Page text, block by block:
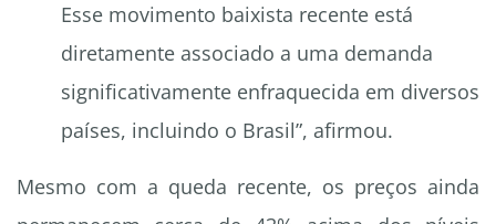
Esse movimento baixista recente está
diretamente associado a uma demanda
significativamente enfraquecida em diversos
países, incluindo o Brasil”, afirmou.
Mesmo com a queda recente, os preços ainda